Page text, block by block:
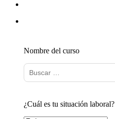
Nombre del curso
¿Cuál es tu situación laboral?